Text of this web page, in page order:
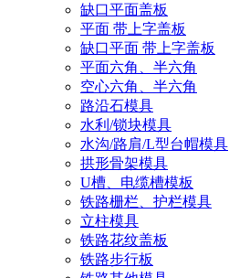
缺口平面盖板
平面 带上字盖板
缺口平面 带上字盖板
平面六角、半六角
空心六角、半六角
路沿石模具
水利/锁块模具
水沟/路肩/L型台帽模具
拱形骨架模具
U槽、电缆槽模板
铁路栅栏、护栏模具
立柱模具
铁路花纹盖板
铁路步行板